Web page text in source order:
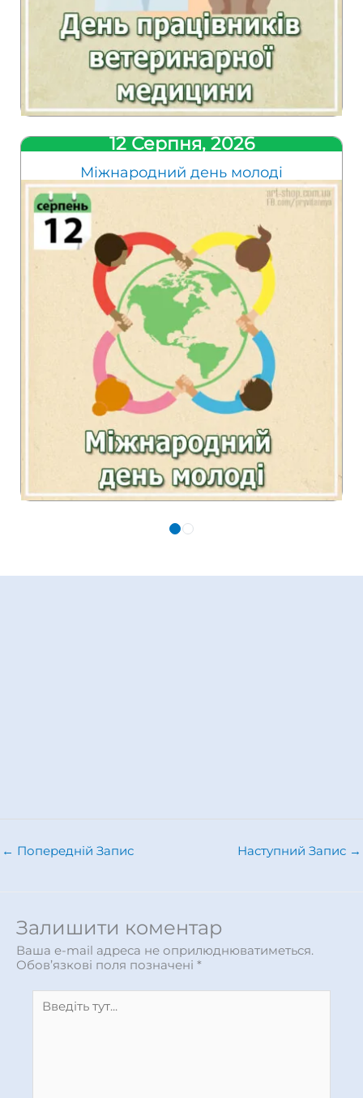
12 Серпня, 2026
Міжнародний день молоді
← Попередній Запис Наступний Запис →
Залишити коментар
Ваша e-mail адреса не оприлюднюватиметься.
Обов’язкові поля позначені *
тут...